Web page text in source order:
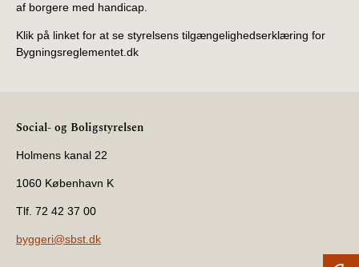
af borgere med handicap.
Klik på linket for at se styrelsens tilgængelighedserklæring for
Bygningsreglementet.dk
Social- og Boligstyrelsen
Holmens kanal 22
1060 København K
Tlf. 72 42 37 00
byggeri@sbst.dk